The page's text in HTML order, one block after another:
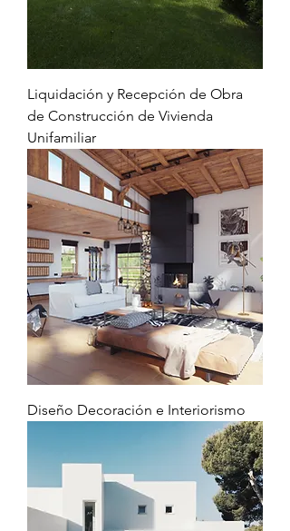
Liquidación y Recepción de Obra
de Construcción de Vivienda
Unifamiliar
Diseño Decoración e Interiorismo